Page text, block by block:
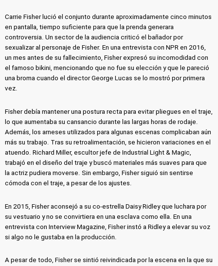
Carrie Fisher lució el conjunto durante aproximadamente cinco minutos
en pantalla, tiempo suficiente para que la prenda generara
controversia. Un sector de la audiencia criticó el bañador por
sexualizar al personaje de Fisher. En una entrevista con NPR en 2016,
un mes antes de su fallecimiento, Fisher expresó su incomodidad con
el famoso bikini, mencionando que no fue su elección y que le pareció
una broma cuando el director George Lucas se lo mostró por primera
vez.
Fisher debía mantener una postura recta para evitar pliegues en el traje,
lo que aumentaba su cansancio durante las largas horas de rodaje.
Además, los arneses utilizados para algunas escenas complicaban aún
más su trabajo. Tras su retroalimentación, se hicieron variaciones en el
atuendo. Richard Miller, escultor jefe de Industrial Light & Magic,
trabajó en el diseño del traje y buscó materiales más suaves para que
la actriz pudiera moverse. Sin embargo, Fisher siguió sin sentirse
cómoda con el traje, a pesar de los ajustes.
En 2015, Fisher aconsejó a su co-estrella Daisy Ridley que luchara por
su vestuario y no se convirtiera en una esclava como ella. En una
entrevista con Interview Magazine, Fisher instó a Ridley a elevar su voz
si algo no le gustaba en la producción.
A pesar de todo, Fisher se sintió reivindicada por la escena en la que su